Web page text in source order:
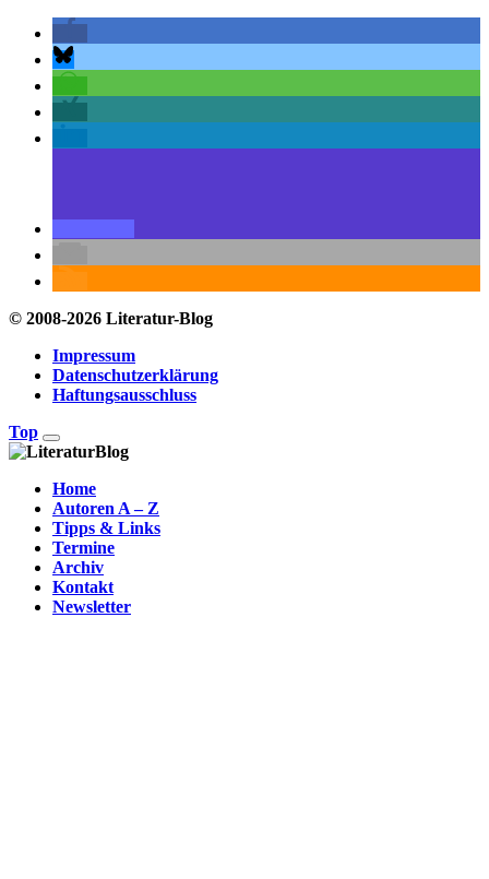
© 2008-2026 Literatur-Blog
Impressum
Datenschutzerklärung
Haftungsausschluss
Top
Home
Autoren A – Z
Tipps & Links
Termine
Archiv
Kontakt
Newsletter